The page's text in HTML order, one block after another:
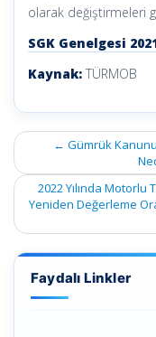
olarak değiştirmeleri
SGK Genelgesi
Kaynak: TÜRMOB
Post
navigation
← Gümrük
2022 Yılında Motorlu
Yeniden Değerleme
Faydalı Linkler